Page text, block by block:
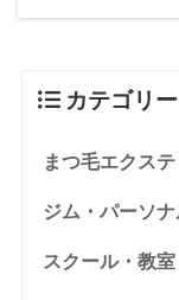
カテゴリー
まつ毛エクス
ジム・パーソ
スクール・教室